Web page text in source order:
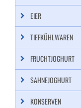
EIER
TIEFKÜHLWAREN
FRUCHTJOGHURT
SAHNEJOGHURT
KONSERVEN